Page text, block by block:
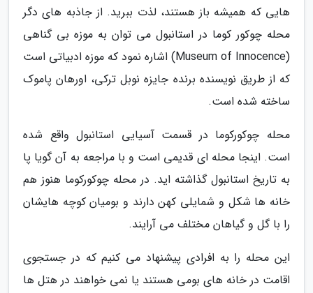
هایی که همیشه باز هستند، لذت ببرید. از جاذبه های دگر
محله چوکور کوما در استانبول می توان به موزه بی گناهی
(Museum of Innocence) اشاره نمود که موزه ادبیاتی است
که از طریق نویسنده برنده جایزه نوبل ترکی، اورهان پاموک
ساخته شده است.
محله چوکورکوما در قسمت آسیایی استانبول واقع شده
است. اینجا محله ای قدیمی است و با مراجعه به آن گویا پا
به تاریخ استانبول گذاشته اید. در محله چوکورکوما هنوز هم
خانه ها شکل و شمایلی کهن دارند و بومیان کوچه هایشان
را با گل و گیاهان مختلف می آرایند.
این محله را به افرادی پیشنهاد می کنیم که در جستجوی
اقامت در خانه های بومی هستند یا نمی خواهند در هتل ها